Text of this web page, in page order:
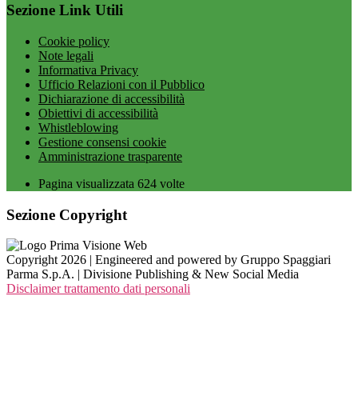
Sezione Link Utili
Cookie policy
Note legali
Informativa Privacy
Ufficio Relazioni con il Pubblico
Dichiarazione di accessibilità
Obiettivi di accessibilità
Whistleblowing
Gestione consensi cookie
Amministrazione trasparente
Pagina visualizzata 624 volte
Sezione Copyright
Copyright 2026 | Engineered and powered by Gruppo Spaggiari
Parma S.p.A. | Divisione Publishing & New Social Media
Disclaimer trattamento dati personali